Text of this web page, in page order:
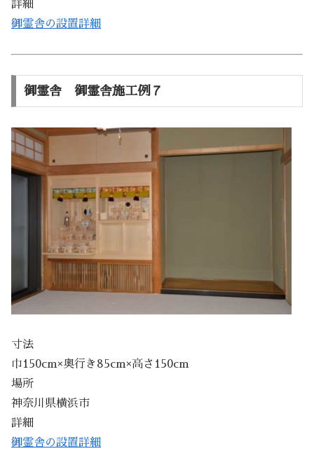
詳細
御霊舎の設置詳細
御霊舎 御霊舎施工例７​
寸法
巾150cm×奥行き85cm×高さ150cm
場所
神奈川県横浜市
詳細
御霊舎の設置詳細